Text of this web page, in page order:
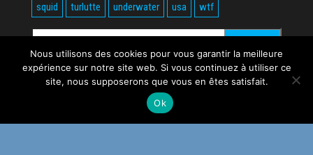
squid
turlutte underwater usa wtf
Rechercher :
WordPress
Nous utilisons des cookies pour vous garantir la meilleure
expérience sur notre site web. Si vous continuez à utiliser ce
site, nous supposerons que vous en êtes satisfait.
Ok